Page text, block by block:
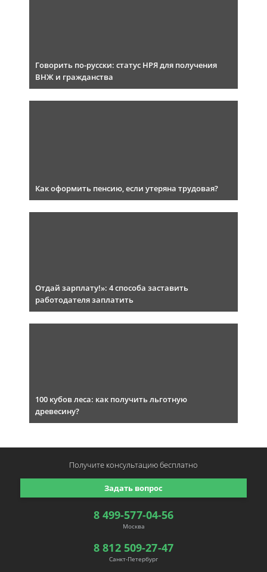
Говорить по-русски: статус НРЯ для получения
ВНЖ и гражданства
Как оформить пенсию, если утеряна трудовая?
Отдай зарплату!»: 4 способа заставить
работодателя заплатить
100 кубов леса: как получить льготную
древесину?
8 499-577-04-56
Москва
8 812 509-27-47
Санкт-Петербург
Задать вопрос
Получите консультациюбесплатно